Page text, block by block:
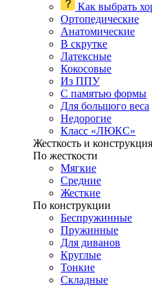
Как выбрать
Ортопедические
Анатомические
В скрутке
Латексные
Кокосовые
Из ППУ
С памятью формы
Для большого веса
Недорогие
Класс «ЛЮКС»
Жесткость и конструкция
По жесткости
Мягкие
Средние
Жесткие
По конструкции
Беспружинные
Пружинные
Для диванов
Круглые
Тонкие
Складные